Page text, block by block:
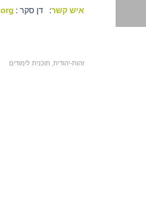
איש קשר: דן סקר :
זהות-יהודית, תוכנית לימודים